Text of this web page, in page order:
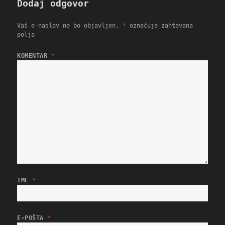
Dodaj odgovor
Vaš e-naslov ne bo objavljen. *
označuje zahtevana
polja
KOMENTAR *
IME *
E-POŠTA *